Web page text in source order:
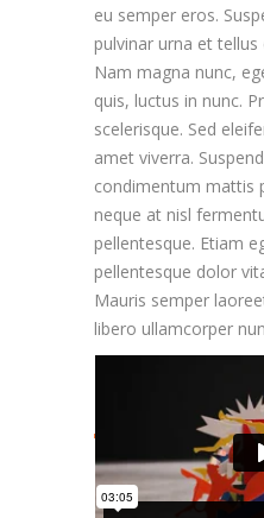
eu semper eros.
pulvinar urna et
Nam magna nunc,
quis, luctus in nunc.
scelerisque. Sed
amet viverra.
condimentum mattis
neque at nisl
pellentesque. Etiam
pellentesque dolor
Mauris semper
libero ullamcorper
LESSON INTRO